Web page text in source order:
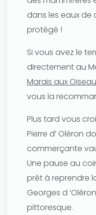
dans les eaux de
protégé !
Si vous avez le
directement au
Marais aux
vous la
Plus tard vous
Pierre d’ Oléron
commerçante
Une pause au
prêt à reprendre
Georges d
pittoresque.